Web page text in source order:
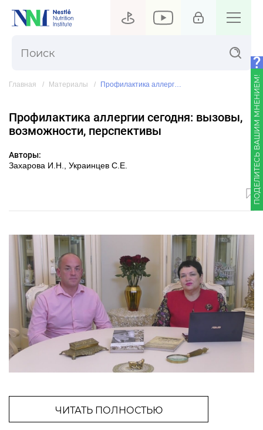
Главная Материалы Профилактика аллергии сегодня: вызовы, возможности, перспективы
Профилактика аллергии сегодня: вызовы,
возможности, перспективы
Авторы:
Захарова И.Н., Украинцев С.Е.
ЧИТАТЬ ПОЛНОСТЬЮ
ПОДЕЛИТЕСЬ ВАШИМ МНЕНИЕМ!